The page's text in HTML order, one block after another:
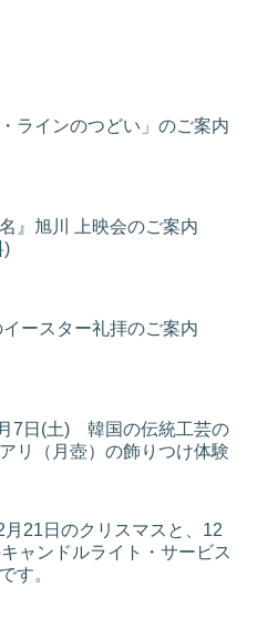
・ラインのつどい」のご案内
』旭川 上映会のご案内
)
ースター礼拝のご案内
7日(土) 韓国の伝統工芸の
リ（月壺）の飾りつけ体験
月21日のクリスマスと、12
ャンドルライト・サービス
す。